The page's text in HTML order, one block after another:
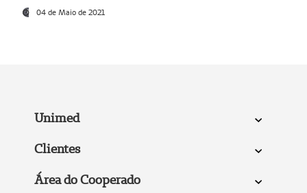
04 de Maio de 2021
Unimed
Clientes
Área do Cooperado